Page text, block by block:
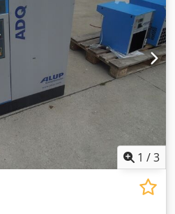
1 /3